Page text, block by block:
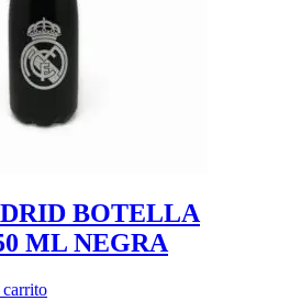
BOTELLA
ML NEGRA